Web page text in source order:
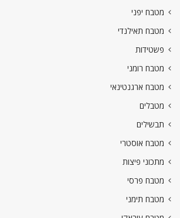
מטבח יפני
מטבח תאילנדי
פשטידות
מטבח רומני
מטבח ארגנטינאי
מטבלים
תבשילים
מטבח אוסטרי
מתכוני פיצות
מטבח פרסי
מטבח תימני